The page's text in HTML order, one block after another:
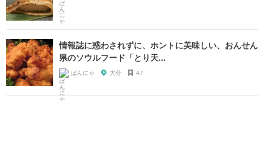
情報誌に惑わされずに、ホントに美味しい、おんせん
県のソウルフード「とり天...
ぱんにゃ 大分 47